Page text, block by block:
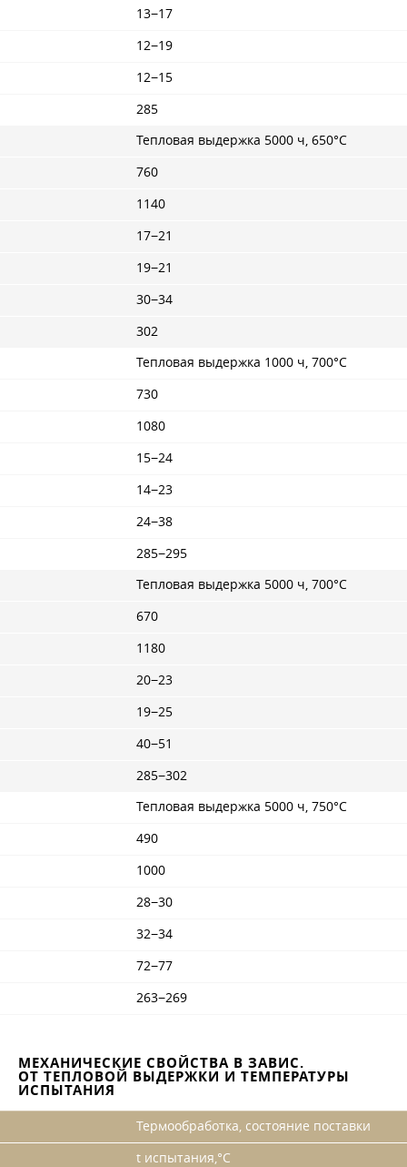
13−17
12−19
12−15
285
Тепловая выдержка 5000 ч, 650°С
760
1140
17−21
19−21
30−34
302
Тепловая выдержка 1000 ч, 700°С
730
1080
15−24
14−23
24−38
285−295
Тепловая выдержка 5000 ч, 700°С
670
1180
20−23
19−25
40−51
285−302
Тепловая выдержка 5000 ч, 750°С
490
1000
28−30
32−34
72−77
263−269
МЕХАНИЧЕСКИЕ СВОЙСТВА В ЗАВИС.
ОТ ТЕПЛОВОЙ ВЫДЕРЖКИ И ТЕМПЕРАТУРЫ
ИСПЫТАНИЯ
Термообработка, состояние поставки
t испытания,°C